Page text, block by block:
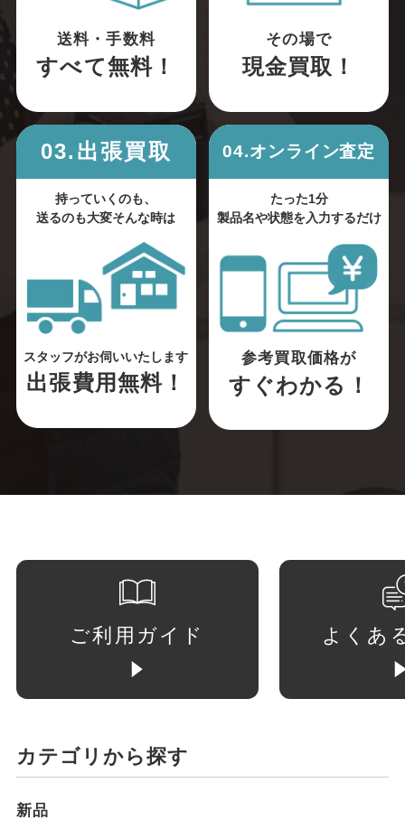
送料・手数料
すべて無料！
その場で
現金買取！
03.出張買取
持っていくのも、
送るのも大変そんな時は
スタッフがお伺いいたします
出張費用無料！
04.オンライン査定
たった1分
製品名や状態を入力するだけ
参考買取価格が
すぐわかる！
ご利用ガイド よくあ
カテゴリから探す
新品